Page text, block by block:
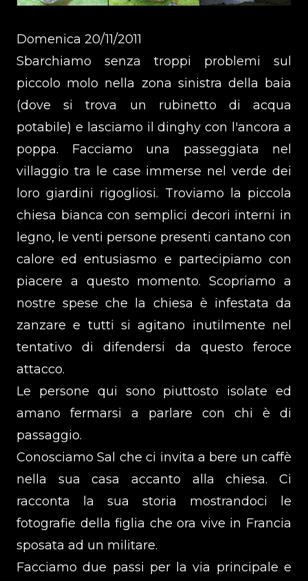
Domenica 20/11/2011
Sbarchiamo senza troppi problemi sul
piccolo molo nella zona sinistra della baia
(dove si trova un rubinetto di acqua
potabile) e lasciamo il dinghy con l'ancora a
poppa. Facciamo una passeggiata nel
villaggio tra le case immerse nel verde dei
loro giardini rigogliosi. Troviamo la piccola
chiesa bianca con semplici decori interni in
legno, le venti persone presenti cantano con
calore ed entusiasmo e partecipiamo con
piacere a questo momento. Scopriamo a
nostre spese che la chiesa è infestata da
zanzare e tutti si agitano inutilmente nel
tentativo di difendersi da questo feroce
attacco.
Le persone qui sono piuttosto isolate ed
amano fermarsi a parlare con chi è di
passaggio.
Conosciamo Sal che ci invita a bere un caffè
nella sua casa accanto alla chiesa. Ci
racconta la sua storia mostrandoci le
fotografie della figlia che ora vive in Francia
sposata ad un militare.
Facciamo due passi per la via principale e